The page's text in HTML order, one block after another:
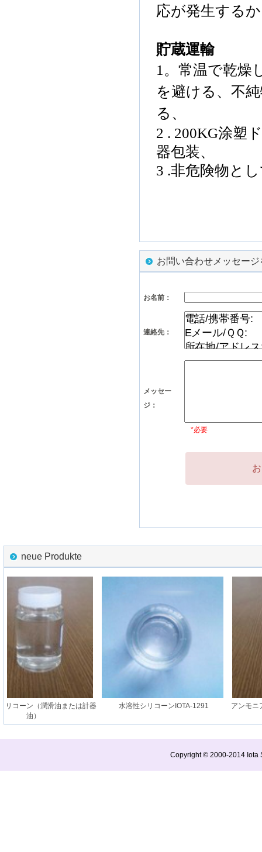
応が発生する
貯蔵運輸
1。常温で乾燥
を避ける 、不
る 、
2 . 200KG涂塑
器包装、
3 .非危険物と
お問い合わせメッセー
お名前：
連絡先：
メッセー
ジ：
*必要
neue Produkte
コーン（潤滑油または計器
油）
水溶性シリコーンIOTA-1291 アンモニ
Copyright © 2000-2014 Iota